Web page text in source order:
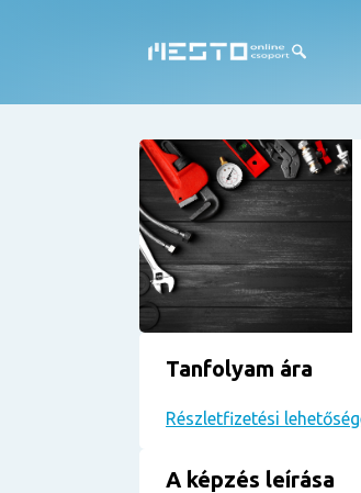
Tanfolyam ára
Részletfizetési
A képzés leírása